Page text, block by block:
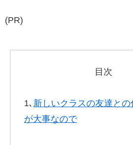
(PR)
目次
1､ 新しいクラスの友達との
が大事なので